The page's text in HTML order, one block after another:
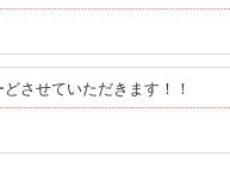
させていただきます！！